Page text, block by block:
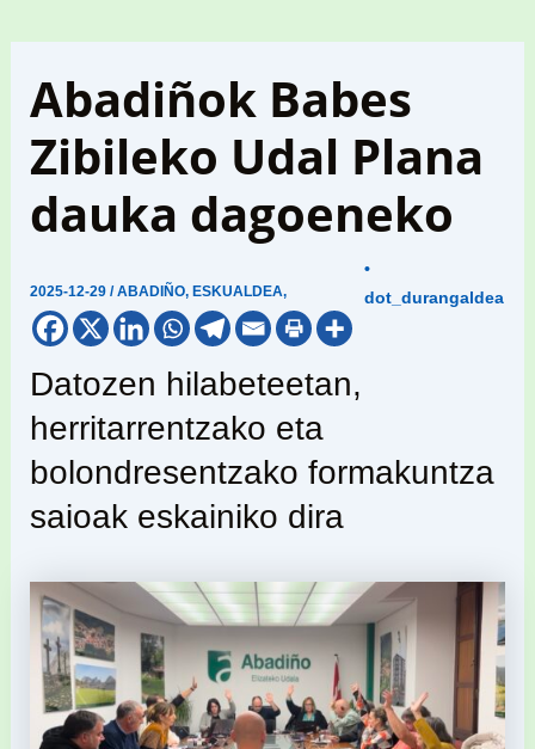
Abadiñok Babes
Zibileko Udal Plana
dauka dagoeneko
2025-12-29/ABADIÑO, ESKUALDEA,
•
dot_durangaldea
Datozen hilabeteetan,
herritarrentzako eta
bolondresentzako formakuntza
saioak eskainiko dira